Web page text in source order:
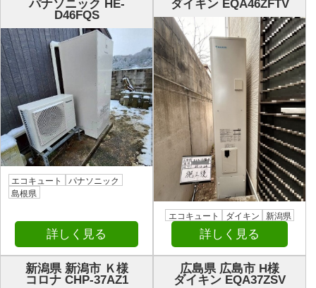
パナソニック HE-
D46FQS
エコキュート
パナソニック
島根県
詳しく見る
ダイキン EQA46ZFTV
エコキュート ダイキン 新潟県
詳しく見る
新潟県 新潟市 Ｋ様
コロナ CHP-37AZ1
広島県 広島市 H様
ダイキン EQA37ZSV